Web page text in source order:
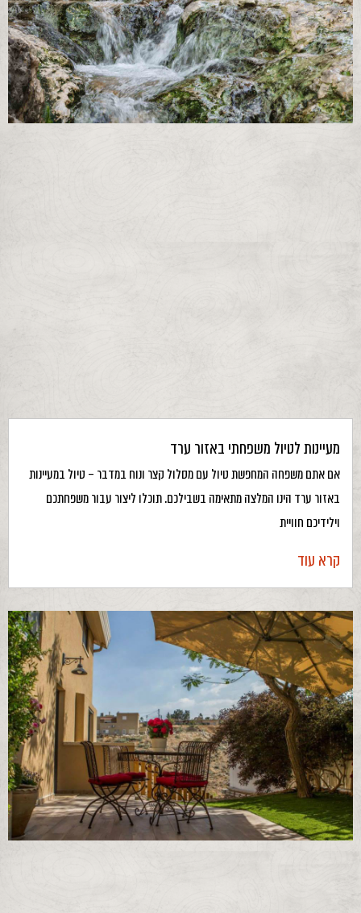
מעיינות לטיול משפחתי באזור ערד
אם אתם משפחה המחפשת טיול עם מסלול קצר ונוח במדבר – טיול במעיינות
באזור ערד הינו המלצה מתאימה בשבילכם. תוכלו ליצור עבור משפחתכם
וילידיכם חוויית
קרא עוד